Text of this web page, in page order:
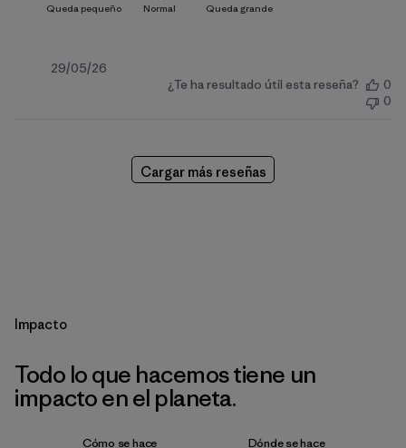
Fecha
29/05/26
¿Te ha resultado útil esta reseña?
0
0
Cargar más reseñas
Impacto
Todo lo que hacemos tiene un
impacto en el planeta.
Cómo se hace Dónde se hace